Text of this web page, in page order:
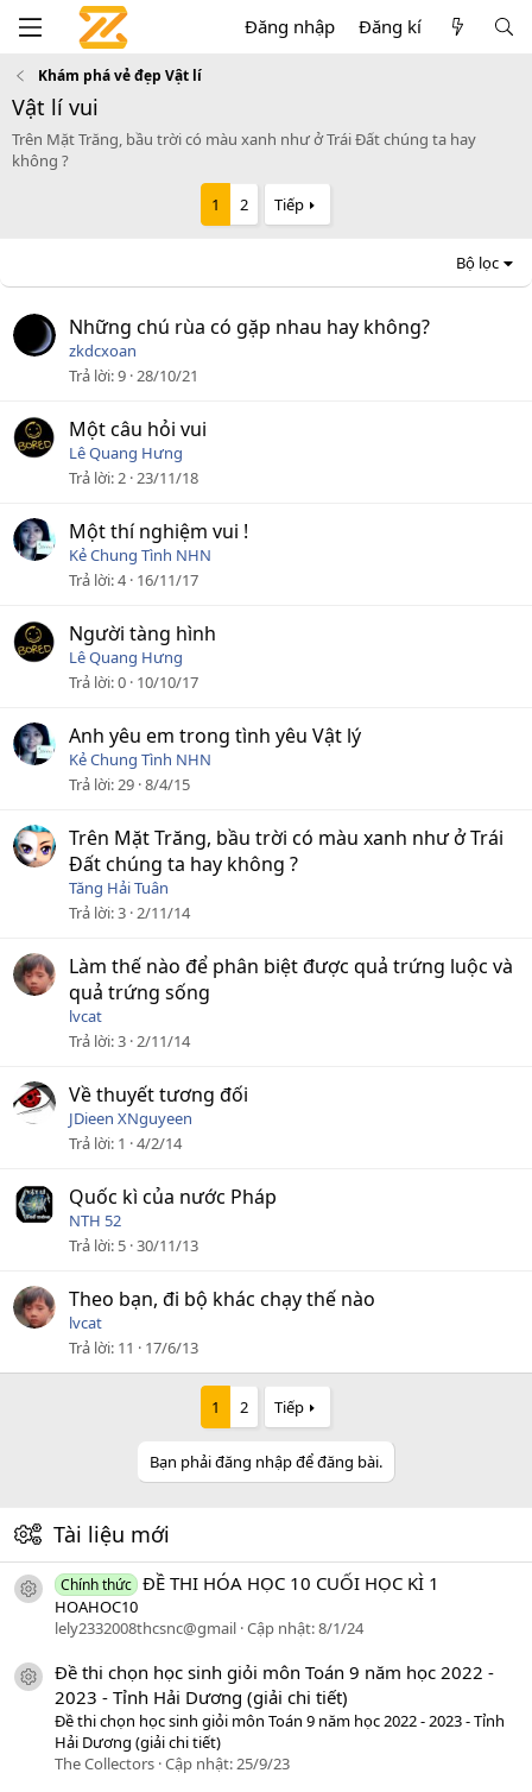
Đăng nhập Đăng kí
Khám phá vẻ đẹp Vật lí
Vật lí vui
Trên Mặt Trăng, bầu trời có màu xanh như ở Trái Đất chúng ta hay
không ?
1 2 Tiếp
Bộ lọc
Những chú rùa có gặp nhau hay không?
zkdcxoan
Trả lời 9 28/10/21
Một câu hỏi vui
Lê Quang Hưng
Trả lời 2 23/11/18
Một thí nghiệm vui !
Kẻ Chung Tình NHN
Trả lời 4 16/11/17
Người tàng hình
Lê Quang Hưng
Trả lời 0 10/10/17
Anh yêu em trong tình yêu Vật lý
Kẻ Chung Tình NHN
Trả lời 29 8/4/15
Trên Mặt Trăng, bầu trời có màu xanh như ở Trái
Đất chúng ta hay không ?
Tăng Hải Tuân
Trả lời 3 2/11/14
Làm thế nào để phân biệt được quả trứng luộc và
quả trứng sống
lvcat
Trả lời 3 2/11/14
Về thuyết tương đối
JDieen XNguyeen
Trả lời 1 4/2/14
Quốc kì của nước Pháp
NTH 52
Trả lời 5 30/11/13
Theo bạn, đi bộ khác chạy thế nào
lvcat
Trả lời 11 17/6/13
1 2 Tiếp
Bạn phải đăng nhập để đăng bài.
Tài liệu mới
icon tài liệu
Chính thức ĐỀ THI HÓA HỌC 10 CUỐI HỌC KÌ 1
HOAHOC10
lely2332008thcsnc@gmail Cập nhật:8/1/24
icon tài liệu
Đề thi chọn học sinh giỏi môn Toán 9 năm học 2022 -
2023 - Tỉnh Hải Dương (giải chi tiết)
Đề thi chọn học sinh giỏi môn Toán 9 năm học 2022 - 2023 - Tỉnh
Hải Dương (giải chi tiết)
The Collectors Cập nhật:25/9/23